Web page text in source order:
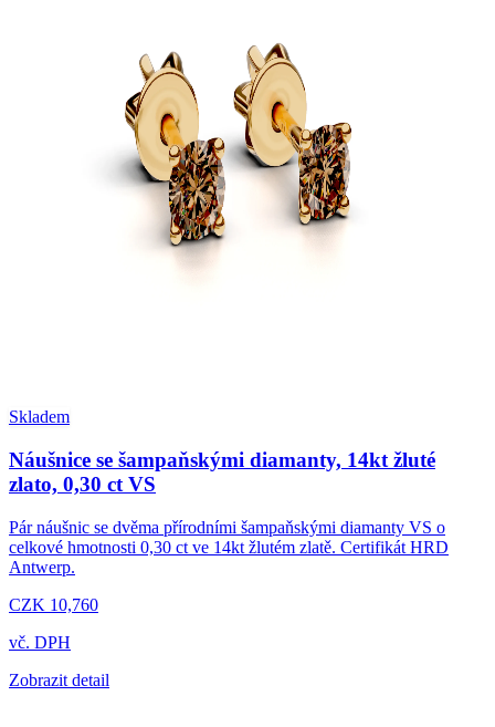
Skladem
Náušnice se šampaňskými diamanty, 14kt žluté
zlato, 0,30 ct VS
Pár náušnic se dvěma přírodními šampaňskými diamanty VS o
celkové hmotnosti 0,30 ct ve 14kt žlutém zlatě. Certifikát HRD
Antwerp.
CZK 10,760
vč. DPH
Zobrazit detail